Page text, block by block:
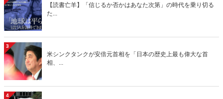
【読書亡羊】「信じるか否かはあなた次第」の時代を乗り切る
た...
3
米シンクタンクが安倍元首相を「日本の歴史上最も偉大な首
相、...
4